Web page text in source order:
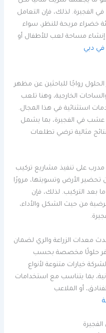
لذلك، فإن التعامل
خضراء مريحة للنظر، سواء
مساحة لعب للأطفال أو
دبي
الحلول رواجًا للباحثين عن مظهر
الخارجية، وهنا تلعب
استثنائية في هذا المجال.
عشب في الفجيرة، بما يشمل
مثالية ترضي تطلعات
على تنفيذ مشاريع تركيب
تحضير الأرض وتسويتها، مرورًا
ما بعد التركيب. لذلك، فإن
من حيث الشكل والأداء،
معدات الزراعة والري لضمان
حلولًا مخصصة بحسب
خيارات متنوعة لأنواع
بما يتناسب مع استخدامات
أو الملاعب